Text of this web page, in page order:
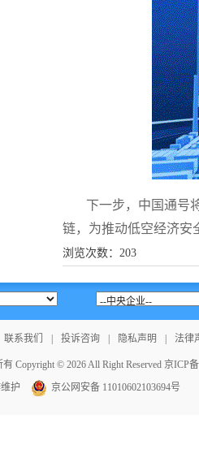
下一步，中国通号将
链，为推动低空经济安
浏览次数： 203
联系我们 投诉咨询 隐私声明 法律
Copyright © 2026 All Right Reserved 京ICP
护 京公网安备 11010602103694号